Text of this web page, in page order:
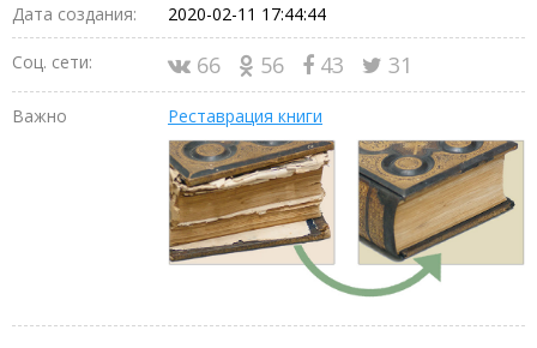
Дата создания: 2020-02-11 17:44:44
Соц. сети: 66 56 43 31
Важно Реставрация книги